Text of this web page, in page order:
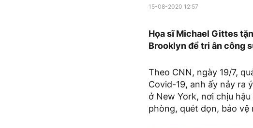
15-08-2020 12:57
Họa sĩ Michael Gittes
Brooklyn để tri ân công
Theo CNN, ngày 19/7,
Covid-19, anh ấy nảy ra
ở New York, nơi chịu
phòng, quét dọn, bảo vệ